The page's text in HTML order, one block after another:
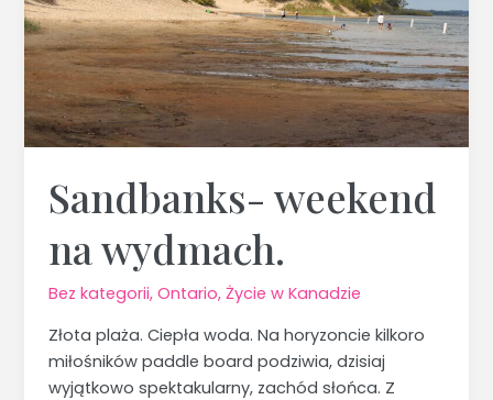
Sandbanks- weekend
na wydmach.
Bez kategorii,Ontario,Życie w Kanadzie
Złota plaża. Ciepła woda. Na horyzoncie kilkoro
miłośników paddle board podziwia, dzisiaj
wyjątkowo spektakularny, zachód słońca. Z